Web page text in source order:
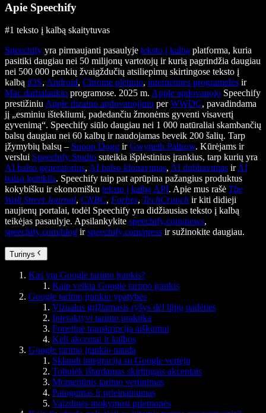
Apie Speechify
#1 teksto į kalbą skaitytuvas
Speechify yra pirmaujanti pasaulyje teksto į kalbą platforma, kuria
pasitiki daugiau nei 50 milijonų vartotojų ir kurią pagrindžia daugiau
nei 500 000 penkių žvaigždučių atsiliepimų skirtingose teksto į
kalbą iOS, Android, Chrome plėtinio, internetinės programėlės ir
Mac darbalaukio programose. 2025 m. Apple apdovanojo Speechify
prestižiniu Apple dizaino apdovanojimu perWWDC, pavadindama
jį „esminiu ištekliumi, padedančiu žmonėms gyventi visavertį
gyvenimą“. Speechify siūlo daugiau nei 1 000 natūraliai skambančių
balsų daugiau nei 60 kalbų ir naudojamas beveik 200 šalių. Tarp
įžymybių balsų – Snoop Dogg irGwyneth Paltrow. Kūrėjams ir
verslui Speechify Studio suteikia išplėstinius įrankius, tarp kurių yra
AI balso generatorius, AI balso klonavimas, AI dubliavimas irAI
balso keitiklis. Speechify taip pat aprūpina pažangius produktus
kokybišku ir ekonomišku teksto į kalbą API. Apie mus rašė The
Wall Street Journal, CNBC, Forbes, TechCrunch ir kiti didieji
naujienų portalai, todėl Speechify yra didžiausias teksto į kalbą
teikėjas pasaulyje. Apsilankykite speechify.com/news,
speechify.com/blog irspeechify.com/press ir sužinokite daugiau.
Turinys
Kas yra Google tarimo įrankis?
Kaip veikia Google tarimo įrankis
Google tarimo įrankio ypatybės
Vizualus grįžtamasis ryšys dėl lūpų padėties
Interaktyvi tarimo praktika
Fonetinė transkripcija aiškumui
Keli akcentai ir kalbos
Google tarimo įrankio nauda
Sklandi integracija su Google vertėju
Tobulėk ištardamas skirtingais akcentais
Momentinis tarimo vertinimas
Patogumas ir prieinamumas
Vaizdinės mokymosi priemonės